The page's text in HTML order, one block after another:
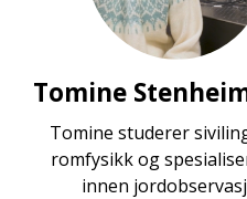
Tomine
Tomine studerer
romfysikk og
innen